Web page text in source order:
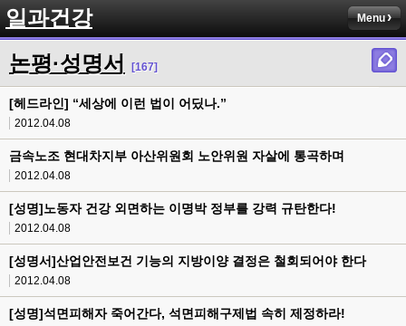
일과건강 Menu
논평·성명서 [167]
[헤드라인] “세상에 이런 법이 어딨나.”
2012.04.08
금속노조 현대차지부 아산위원회 노안위원 자살에 통곡하며
2012.04.08
[성명]노동자 건강 외면하는 이명박 정부를 강력 규탄한다!
2012.04.08
[성명서]산업안전보건 기능의 지방이양 결정은 철회되어야 한다
2012.04.08
[성명]석면피해자 죽어간다, 석면피해구제법 속히 제정하라!